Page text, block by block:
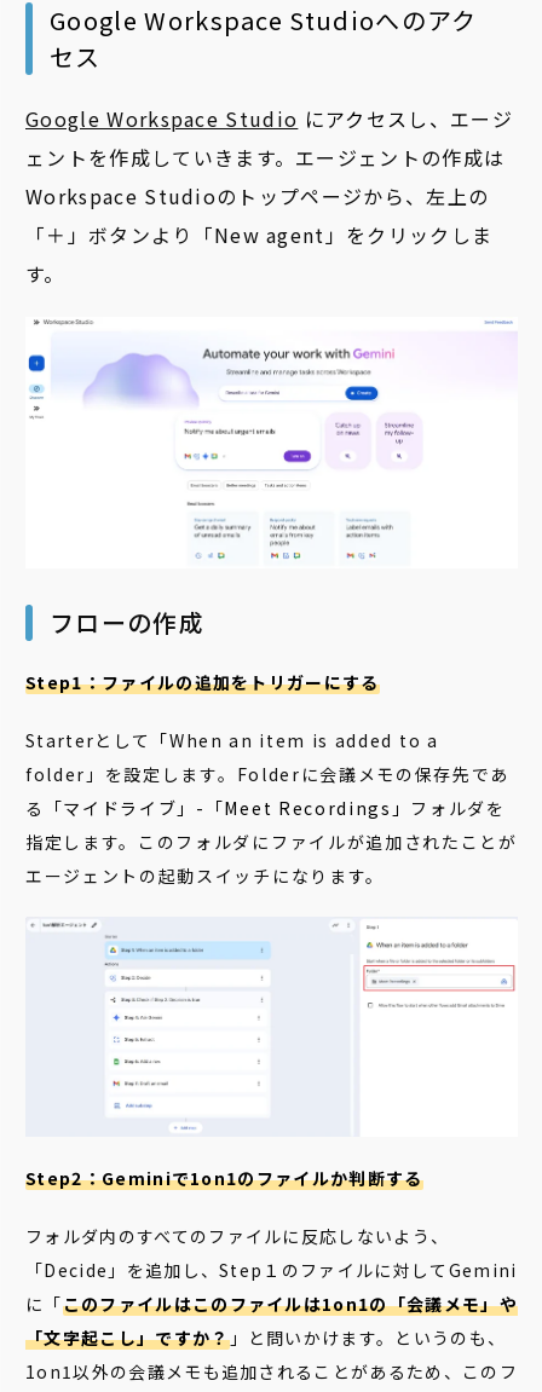
Google Workspace Studioへのアク
セス
Google Workspace Studio にアクセスし、 エージ
ェントを作成していきます。エージェントの作成は
Workspace Studioのトップページから、左上の
「＋」ボタンより「New agent」をクリックしま
す。
フローの作成
Step1：ファイルの追加をトリガーにする
Starterとして 「When an item is added to a
folder」を設定します。 Folderに会議メモの保存先であ
る
「マイドライブ」-「Meet Recordings」 フォルダを
指定します。このフォルダにファイルが追加されたことが
エージェントの起動スイッチになります。
Step2：Geminiで1on1のファイルか判断する
フォルダ内のすべてのファイルに反応しないよう、
「Decide」を追加し、Step１のファイルに対してGemini
に「このファイルはこのファイルは1on1の「会議メモ」や
「文字起こし」ですか？」と問いかけます。というのも、
1on1以外の会議メモも追加されることがあるため、このフ